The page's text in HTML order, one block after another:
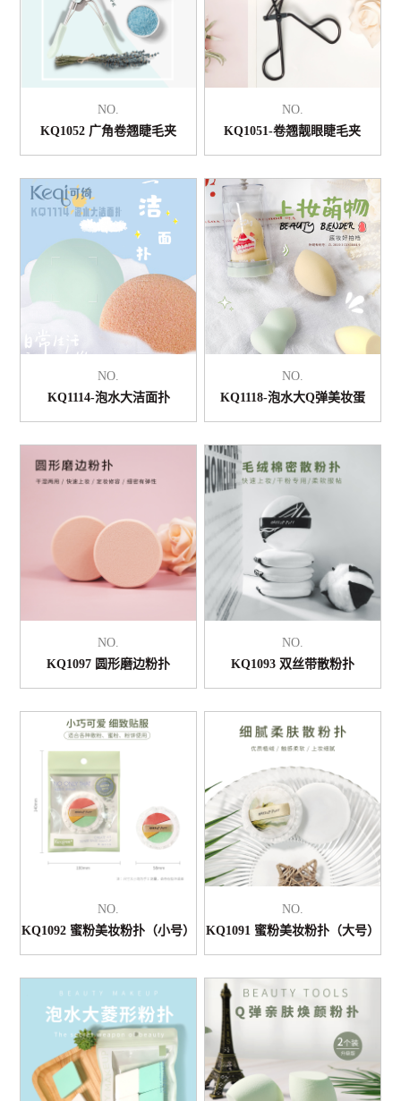
NO.
KQ1052 广角卷翘睫毛夹
NO.
KQ1051-卷翘靓眼睫毛夹
NO.
KQ1114-泡水大洁面扑
NO.
KQ1118-泡水大Q弹美妆蛋
NO.
KQ1097 圆形磨边粉扑
NO.
KQ1093 双丝带散粉扑
NO.
KQ1092 蜜粉美妆粉扑（小号）
NO.
KQ1091 蜜粉美妆粉扑（大号）